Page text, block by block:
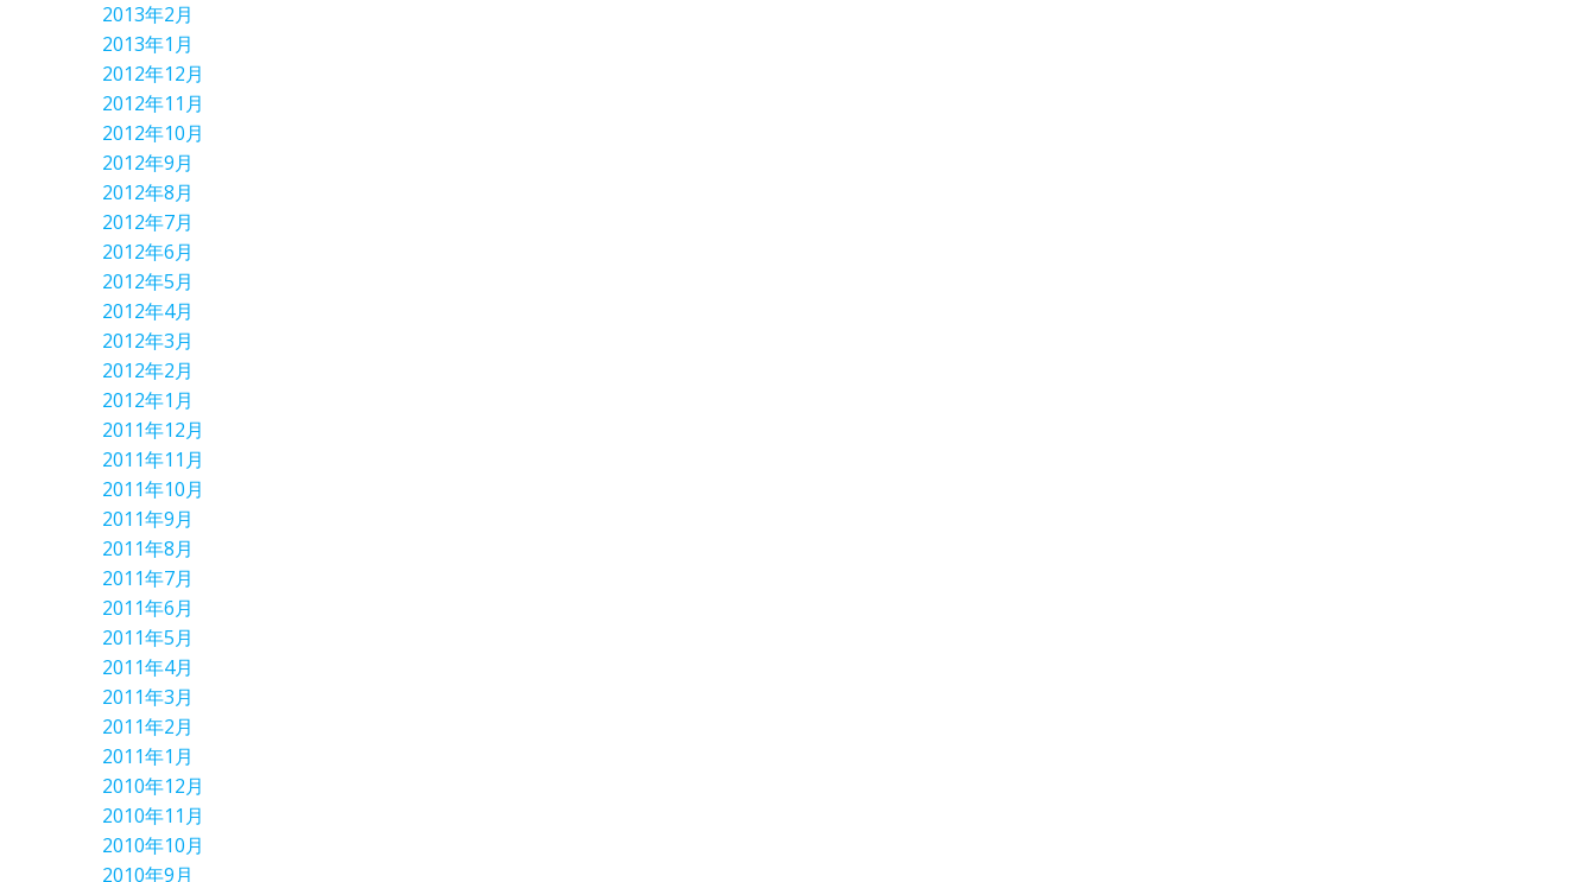
2013年2月
2013年1月
2012年12月
2012年11月
2012年10月
2012年9月
2012年8月
2012年7月
2012年6月
2012年5月
2012年4月
2012年3月
2012年2月
2012年1月
2011年12月
2011年11月
2011年10月
2011年9月
2011年8月
2011年7月
2011年6月
2011年5月
2011年4月
2011年3月
2011年2月
2011年1月
2010年12月
2010年11月
2010年10月
2010年9月